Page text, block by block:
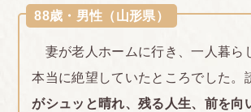
88歳・男性（山形県）
妻が老人ホームに行き、一人暮ら
本当に絶望していたところでした。
がシュッと晴れ、残る人生、前を向